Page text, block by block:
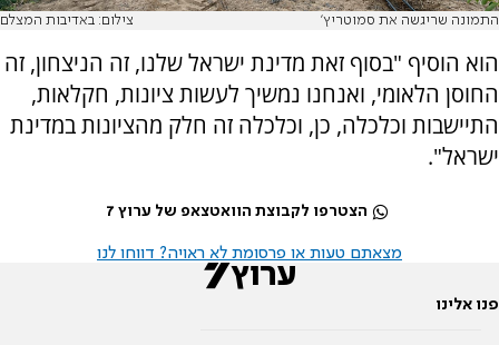
התמונה שריגשה את סמוטריץ' צילום: באדיבות המצלם
הוא הוסיף "בסוף זאת מדינת ישראל שלנו, זה הניצחון, זה
החוסן הלאומי, ואנחנו נמשיך לעשות ציונות, חקלאות,
התיישבות וכלכלה, כן, וכלכלה זה חלק מהציונות במדינת
ישראל".
הצטרפו לקבוצת הוואטצאפ של ערוץ 7
מצאתם טעות או פרסומת לא ראויה? דווחו לנו
פנו אלינו